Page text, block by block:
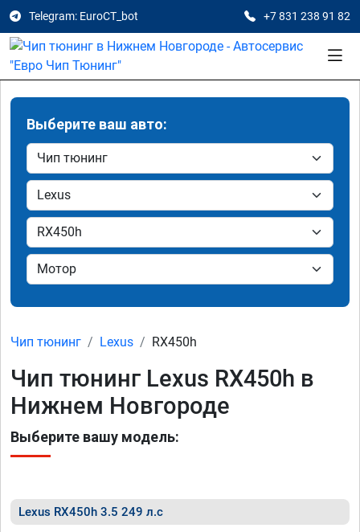
Telegram: EuroCT_bot +7 831 238 91 82
Выберите ваш авто:
Чип тюнинг Lexus RX450h
Чип тюнинг Lexus RX450h в
Нижнем Новгороде
Выберите вашу модель:
Lexus RX450h 3.5 249 л.с